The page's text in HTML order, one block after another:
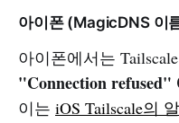
아이폰 (MagicDNS 이
아이폰에서는
"Connection refused"
이는 iOS Tailscale의